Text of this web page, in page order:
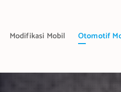
Modifikasi Mobil Otomotif